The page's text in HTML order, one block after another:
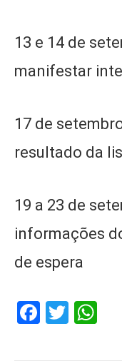
13 e 14 de
manifestar
17 de
resultado da
19 a 23 de
informações
de espera
Facebook